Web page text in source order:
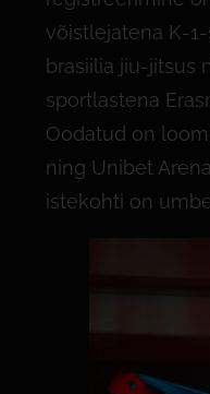
võistlejatena K-
brasiilia jiu-jitsus
sportlastena
Oodatud on
ning Unibet
istekohti on